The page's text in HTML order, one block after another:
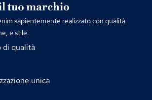
tuo marchio
sapientemente realizzato con qualità
e stile.
di qualità
unica